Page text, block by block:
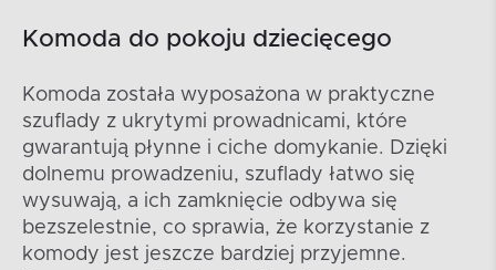
Komoda do pokoju dziecięcego
Komoda została wyposażona w praktyczne
szuflady z ukrytymi prowadnicami, które
gwarantują płynne i ciche domykanie. Dzięki
dolnemu prowadzeniu, szuflady łatwo się
wysuwają, a ich zamknięcie odbywa się
bezszelestnie, co sprawia, że korzystanie z
komody jest jeszcze bardziej przyjemne.